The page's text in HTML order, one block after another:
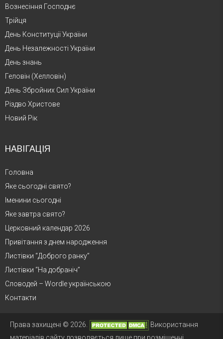
Вознесіння Господнє
Трійця
День Конституції України
День Незалежності України
День знань
Геловін (Хелловін)
День Збройних Сил України
Різдво Христове
Новий Рік
НАВІГАЦІЯ
Головна
Яке сьогодні свято?
Іменини сьогодні
Яке завтра свято?
Церковний календар 2026
Привітання з днем народження
Листівки “Доброго ранку”
Листівки “На добраніч”
Словодей – Wordle українською
Контакти
Права захищені © 2026.
Використання